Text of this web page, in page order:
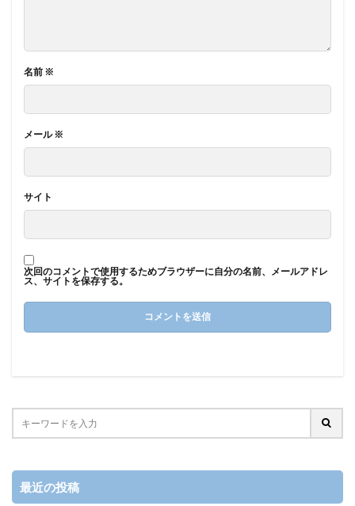
名前 ※
メール※
サイト
次回のコメントで使用するためブラウザーに自分の名前、メールアドレ
ス、サイトを保存する。
最近の投稿